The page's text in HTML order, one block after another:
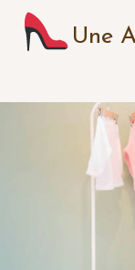
Aller
Une